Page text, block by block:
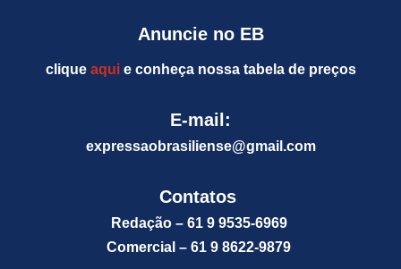
Anuncie no EB
clique aquie conheça nossa tabela de preços
E-mail:
expressaobrasiliense@gmail.com
Contatos
Redação – 61 9 9535-6969
Comercial – 61 9 8622-9879